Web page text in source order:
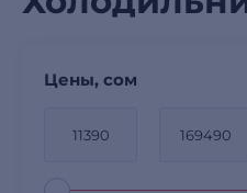
Цены, сом